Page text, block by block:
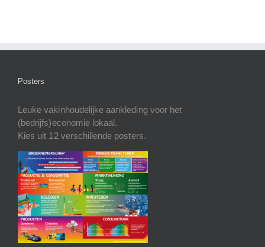
Posters
Leuke vakinhoudelijke aankleding voor het
(bedrijfs)economie lokaal.
Kies uit 12 verschillende posters.